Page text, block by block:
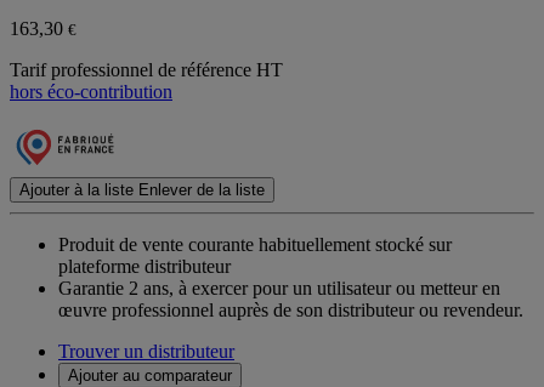
163,30 €
Tarif professionnel de référence HT
hors éco-contribution
Ajouter à la liste Enlever de la liste
Produit de vente courante habituellement stocké sur
plateforme distributeur
Garantie 2 ans, à exercer pour un utilisateur ou metteur en
œuvre professionnel auprès de son distributeur ou revendeur.
Trouver un distributeur
Ajouter au comparateur